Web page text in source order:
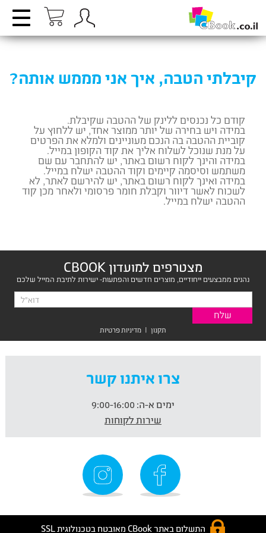
קיבלתי הטבה, איך אני מממש אותה?
קודם כל נכנסים ללינק של ההטבה שקיבלת.
במידה ויש בחירה של יותר ממוצר אחד, יש ללחוץ על
קוביית ההטבה בה הנכם מעוניינים ולמלא את הפרטים
על מנת שנוכל לשלוח אליך את קוד הקופון במייל.
במידה והינך לקוח רשום באתר, יש להתחבר עם שם
משתמש וסיסמה קיימים וקוד ההטבה ישלח במייל.
במידה ואינך לקוח רשום באתר, יש להירשם לאתר, לא
לשכוח לאשר דיוור וקבלת חומר פרסומי ולאחר מכן קוד
ההטבה ישלח במייל.
מצטרפים למועדון CBOOK
נהנים ממבצעים ייחודיים, מוצרים חדשים והפתעות- ישירות לתיבת המייל שלכם
תקנון | מדיניות פרטיות
צרו איתנו קשר
ימים א-ה:
שירות לקוחות
התשלום באתר CBook מאובטח בטכנולוגית SSL